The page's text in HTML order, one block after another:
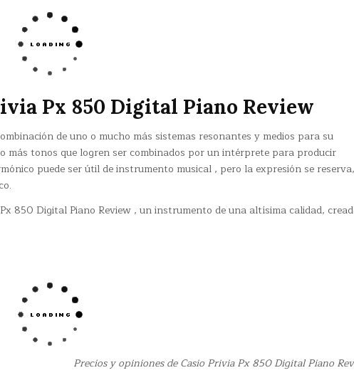
Px 850 Digital Piano Review
de uno o mucho más sistemas resonantes y medios para su
más tonos que logren ser combinados por un intérprete para producir
puede ser útil de instrumento musical , pero la expresión se
850 Digital Piano Review , un instrumento de una altísima calidad,
Precios y opiniones de Casio Privia Px 850 Digital Piano